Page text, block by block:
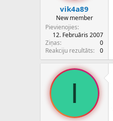
vik4a89
New member
Pievienojies
12. Februāris 2007
Ziņas
0
Reakciju rezultāts
0
I